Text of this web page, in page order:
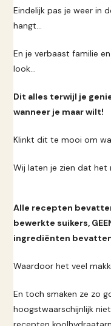
Eindelijk pas je weer in
hangt...
En je verbaast familie
look...
Dit alles terwijl je
wanneer je maar wilt!
Klinkt dit te mooi om
Wij laten je zien dat
Alle recepten bevatten
bewerkte suikers,
ingrediënten
Waardoor het veel
En toch smaken ze zo
hoogstwaarschijnlijk